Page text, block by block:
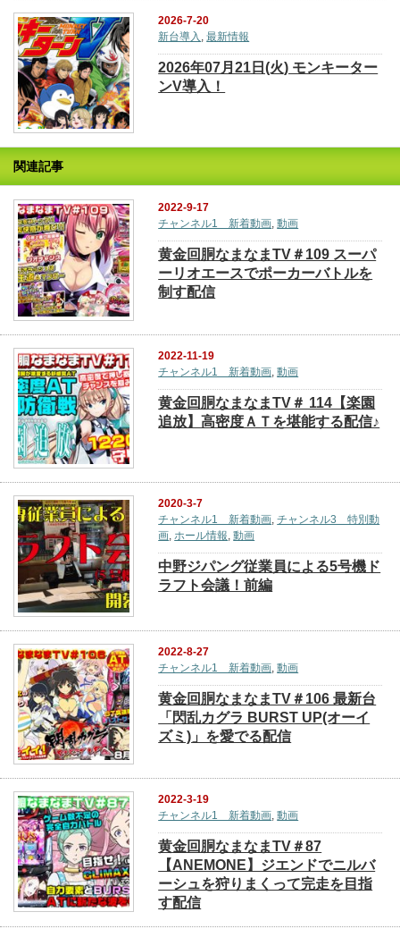
2026-7-20
新台導入 ,最新情報
2026年07月21日(火) モンキーター
ンV導入！
関連記事
2022-9-17
チャンネル1 新着動画,動画
黄金回胴なまなまTV＃109 スーパ
ーリオエースでポーカーバトルを
制す配信
2022-11-19
チャンネル1 新着動画 ,動画
黄金回胴なまなまTV＃ 114【楽園
追放】高密度ＡＴを堪能する配信♪
2020-3-7
チャンネル1 新着動画,チャンネル3 特別動
画,ホール情報,動画
中野ジパング従業員による5号機ド
ラフト会議！前編
2022-8-27
チャンネル1 新着動画 ,動画
黄金回胴なまなまTV＃106 最新台
「閃乱カグラ BURST UP(オーイ
ズミ)」を愛でる配信
2022-3-19
チャンネル1 新着動画,動画
黄金回胴なまなまTV＃87
【ANEMONE】ジエンドでニルバ
ーシュを狩りまくって完走を目指
す配信